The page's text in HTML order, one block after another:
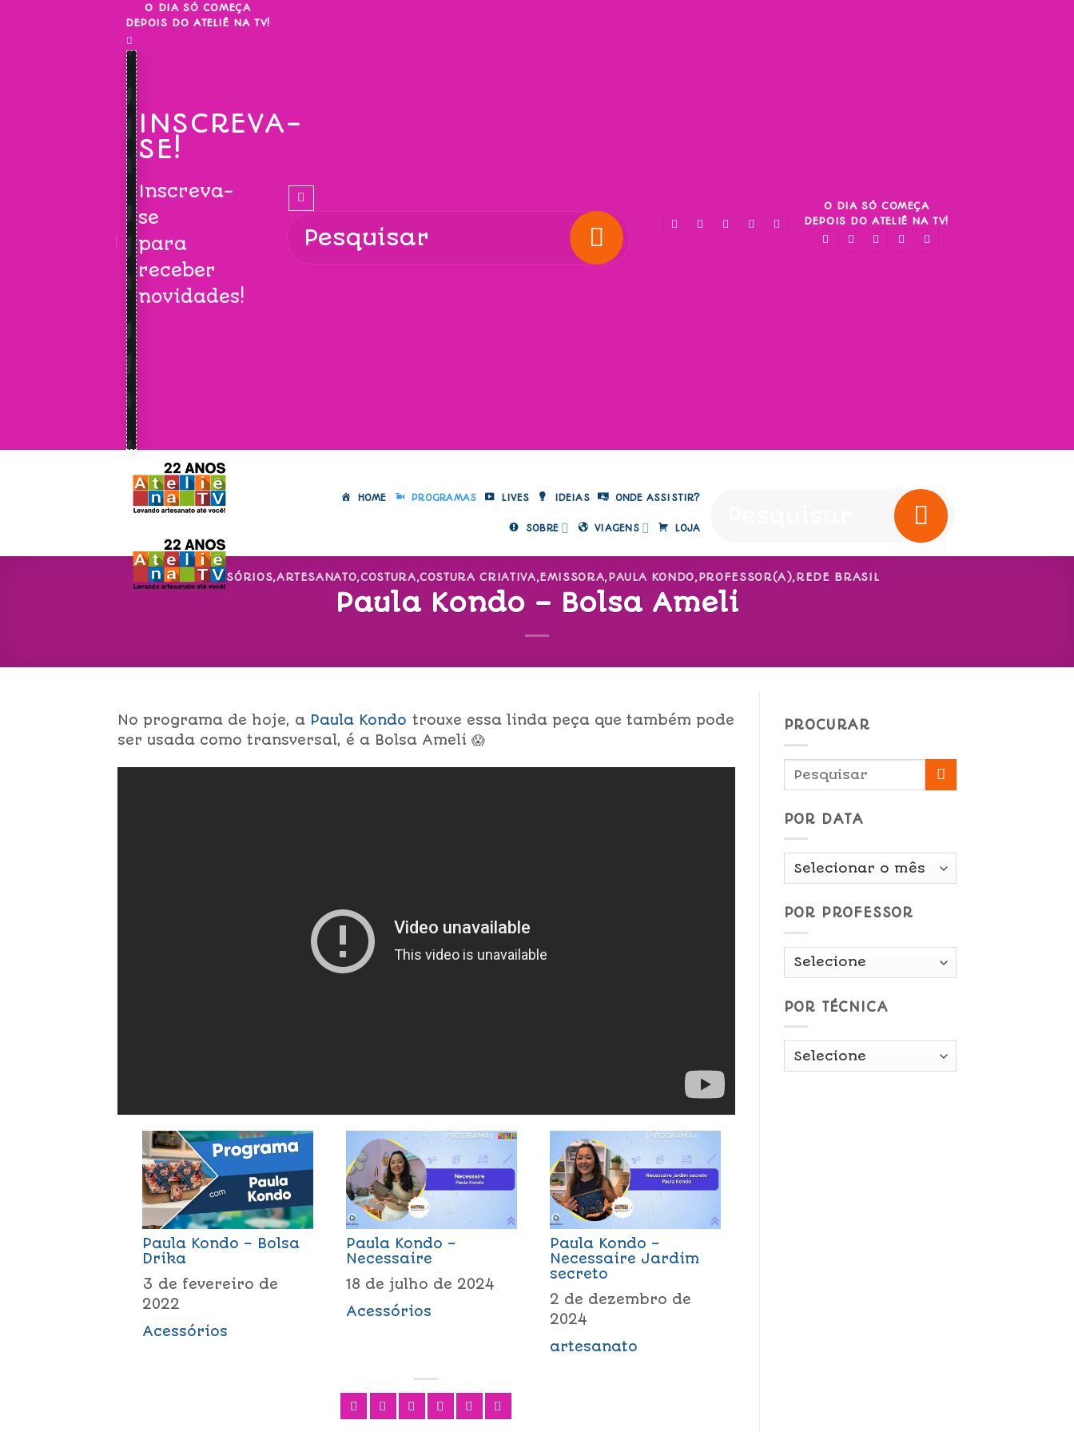
O DIA SÓ COMEÇA
DEPOIS DO ATELIÊ NA TV!
INSCREVA-
SE!
Inscreva-
se
para
receber
novidades!
O DIA SÓ COMEÇA
DEPOIS DO ATELIÊ NA TV!
HOME PROGRAMAS LIVES IDEIAS ONDE ASSISTIR?
SOBRE VIAGENS LOJA
ACESSÓRIOS,ARTESANATO,COSTURA,COSTURA CRIATIVA,EMISSORA,PAULA KONDO,PROFESSOR(A),REDE BRASIL
Paula Kondo – Bolsa Ameli
No programa de hoje, a Paula Kondo trouxe essa linda peça que também pode
ser usada como transversal, é a Bolsa Ameli 😱
Paula Kondo – Bolsa
Drika
3 de fevereiro de
2022
Acessórios
Paula Kondo –
Necessaire
18 de julho de 2024
Acessórios
Paula Kondo –
Necessaire Jardim
secreto
2 de dezembro de
2024
artesanato
PROCURAR
POR DATA
Por
POR PROFESSOR
POR TÉCNICA